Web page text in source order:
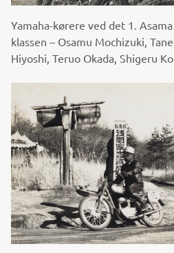
Yamaha-kørere ved det 1.
klassen – Osamu Mochizuki,
Hiyoshi, Teruo Okada, Shigeru